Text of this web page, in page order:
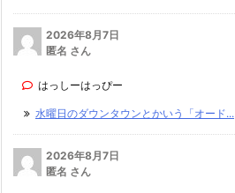
2026年8月7日
匿名 さん
はっしーはっぴー
水曜日のダウンタウンとかいう「オード...
2026年8月7日
匿名 さん